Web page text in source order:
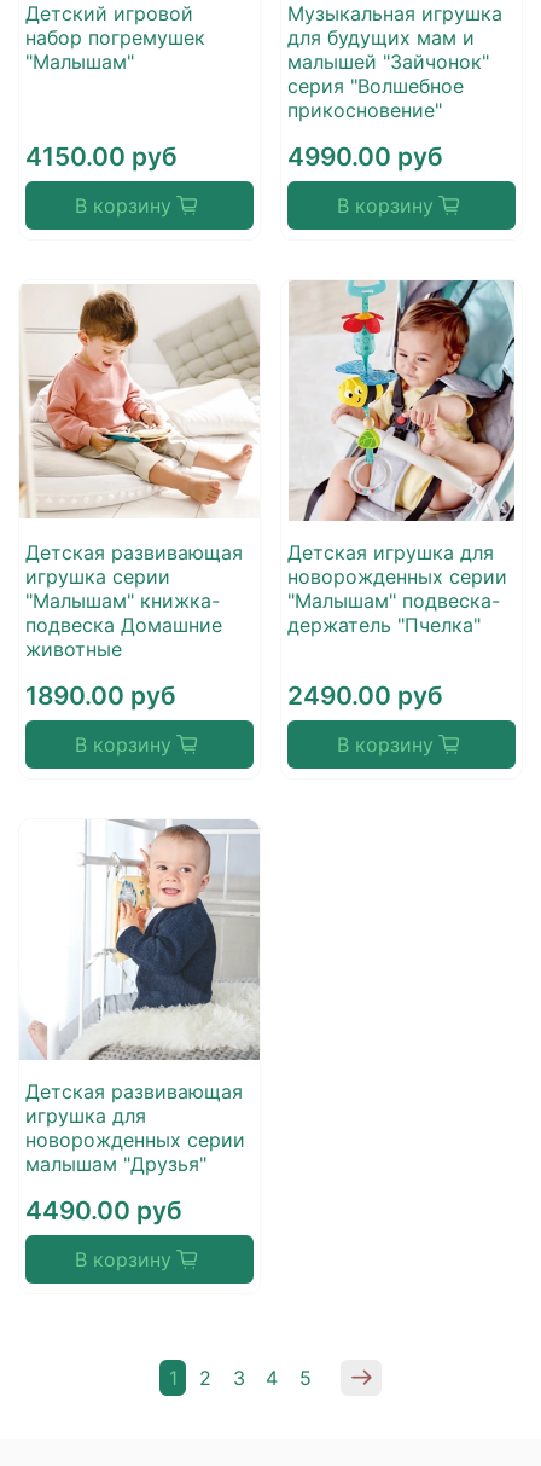
Детский игровой
набор погремушек
"Малышам"
4150.00 руб
В корзину
Музыкальная игрушка
для будущих мам и
малышей "Зайчонок"
серия "Волшебное
прикосновение"
4990.00 руб
В корзину
Детская развивающая
игрушка серии
"Малышам" книжка-
подвеска Домашние
животные
1890.00 руб
В корзину
Детская игрушка для
новорожденных серии
"Малышам" подвеска-
держатель "Пчелка"
2490.00 руб
В корзину
Детская развивающая
игрушка для
новорожденных серии
малышам "Друзья"
4490.00 руб
В корзину
1 2 3 4 5